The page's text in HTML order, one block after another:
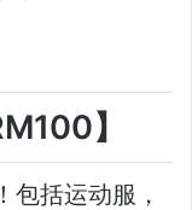
】
包括运动服，